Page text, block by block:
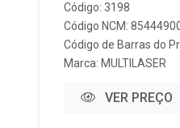
Código: 3198
Código NCM:
Código de Barras do
Marca: MULTILASER
VER PREÇO